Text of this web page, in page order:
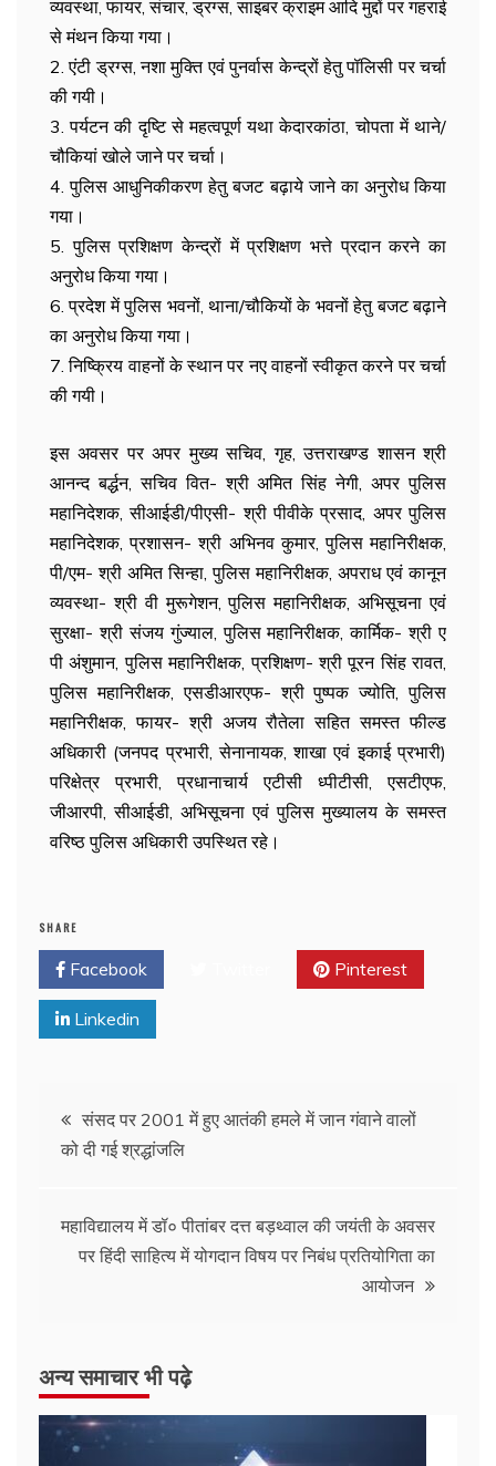
व्यवस्था, फायर, संचार, ड्रग्स, साइबर क्राइम आदि मुद्दों पर गहराई
से मंथन किया गया।
2. एंटी ड्रग्स, नशा मुक्ति एवं पुनर्वास केन्द्रों हेतु पॉलिसी पर चर्चा
की गयी।
3. पर्यटन की दृष्टि से महत्वपूर्ण यथा केदारकांठा, चोपता में थाने/
चौकियां खोले जाने पर चर्चा।
4. पुलिस आधुनिकीकरण हेतु बजट बढ़ाये जाने का अनुरोध किया
गया।
5. पुलिस प्रशिक्षण केन्द्रों में प्रशिक्षण भत्ते प्रदान करने का
अनुरोध किया गया।
6. प्रदेश में पुलिस भवनों, थाना/चौकियों के भवनों हेतु बजट बढ़ाने
का अनुरोध किया गया।
7. निष्क्रिय वाहनों के स्थान पर नए वाहनों स्वीकृत करने पर चर्चा
की गयी।
इस अवसर पर अपर मुख्य सचिव, गृह, उत्तराखण्ड शासन श्री
आनन्द बर्द्धन, सचिव वित- श्री अमित सिंह नेगी, अपर पुलिस
महानिदेशक, सीआईडी/पीएसी- श्री पीवीके प्रसाद, अपर पुलिस
महानिदेशक, प्रशासन- श्री अभिनव कुमार, पुलिस महानिरीक्षक,
पी/एम- श्री अमित सिन्हा, पुलिस महानिरीक्षक, अपराध एवं कानून
व्यवस्था- श्री वी मुरूगेशन, पुलिस महानिरीक्षक, अभिसूचना एवं
सुरक्षा- श्री संजय गुंज्याल, पुलिस महानिरीक्षक, कार्मिक- श्री ए
पी अंशुमान, पुलिस महानिरीक्षक, प्रशिक्षण- श्री पूरन सिंह रावत,
पुलिस महानिरीक्षक, एसडीआरएफ- श्री पुष्पक ज्योति, पुलिस
महानिरीक्षक, फायर- श्री अजय रौतेला सहित समस्त फील्ड
अधिकारी (जनपद प्रभारी, सेनानायक, शाखा एवं इकाई प्रभारी)
परिक्षेत्र प्रभारी, प्रधानाचार्य एटीसी ध्पीटीसी, एसटीएफ,
जीआरपी, सीआईडी, अभिसूचना एवं पुलिस मुख्यालय के समस्त
वरिष्ठ पुलिस अधिकारी उपस्थित रहे।
SHARE
Facebook Pinterest
Linkedin
संसद पर 2001 में हुए आतंकी हमले में जान गंवाने वालों
को दी गई श्रद्धांजलि
महाविद्यालय में डॉ० पीतांबर दत्त बड़थ्वाल की जयंती के अवसर
पर हिंदी साहित्य में योगदान विषय पर निबंध प्रतियोगिता का
आयोजन
अन्य समाचार भी पढ़े